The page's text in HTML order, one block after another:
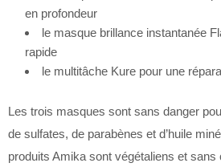
en profondeur
le masque brillance instantanée
rapide
le multitâche Kure pour une
Les trois masques sont sans danger
de sulfates, de parabènes et d’huile
produits Amika sont végétaliens et sans